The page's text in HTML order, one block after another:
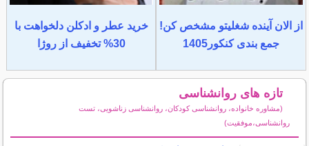
از الان آینده شغلیتو مشخص کن!
جمع بندی کنکور1405
خرید عطر و ادکلن دلخواهت با
30% تخفیف از روژا
تازه های روانشناسی
(مشاوره خانواده، روانشناسی کودکان، روانشناسی زناشویی، تست
روانشناسی،موفقیت)